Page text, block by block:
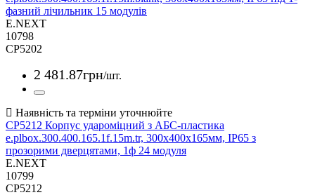
фазний лічильник 15 модулів
E.NEXT
10798
CP5202
2 481.87грн/шт.
CP5212 Корпус удароміцний з АБС-пластика
e.plbox.300.400.165.1f.15m.tr, 300х400х165мм, IP65 з
прозорими дверцятами, 1ф 24 модуля
E.NEXT
10799
CP5212